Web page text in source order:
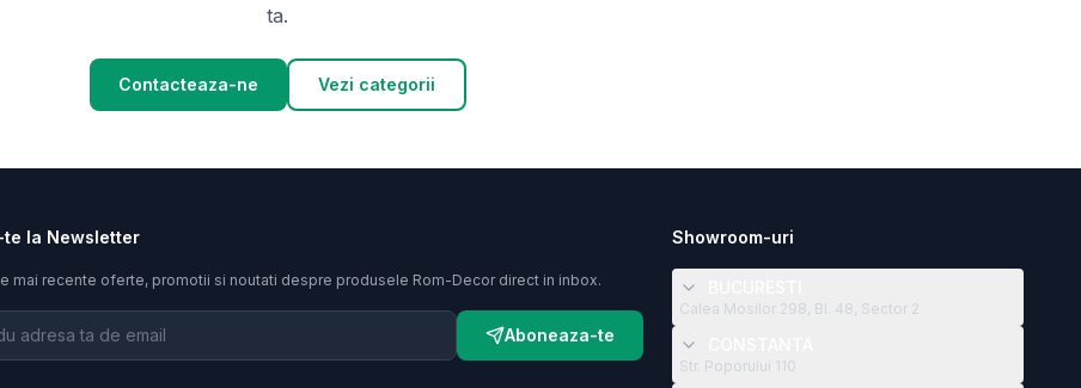
ta.
Contacteaza-ne Vezi categorii
te la Newsletter
mai recente oferte, promotii si noutati despre produsele Rom-Decordirect in inbox.
Aboneaza-te
Showroom-uri
Calea Mosilor 298, Bl. 48, Sector 2
Str. Poporului 110